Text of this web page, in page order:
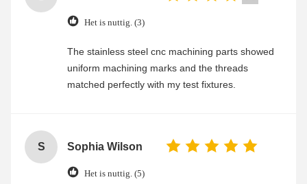
Het is nuttig. (3)
The stainless steel cnc machining parts showed
uniform machining marks and the threads
matched perfectly with my test fixtures.
S Sophia Wilson
Het is nuttig. (5)